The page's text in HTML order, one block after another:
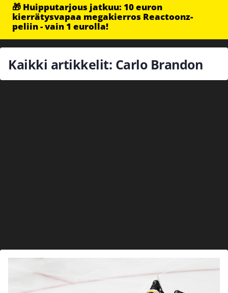
🎁 Huipputarjous jatkuu: 10 euron
kierrätysvapaa megakierros Reactoonz-
peliin - vain 1 eurolla!
Kaikki artikkelit: Carlo Brandon